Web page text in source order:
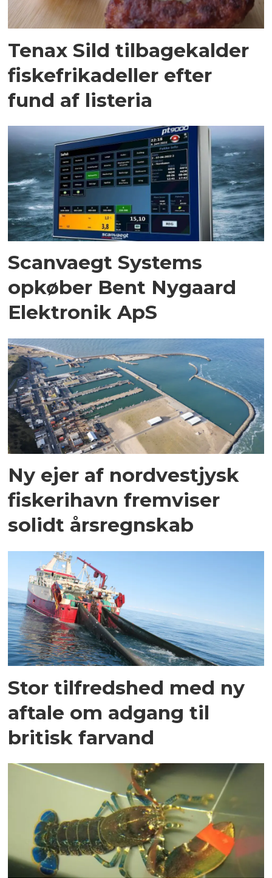
Tenax Sild tilbagekalder
fiskefrikadeller efter
fund af listeria
Scanvaegt Systems
opkøber Bent Nygaard
Elektronik ApS
Ny ejer af nordvestjysk
fiskerihavn fremviser
solidt årsregnskab
Stor tilfredshed med ny
aftale om adgang til
britisk farvand